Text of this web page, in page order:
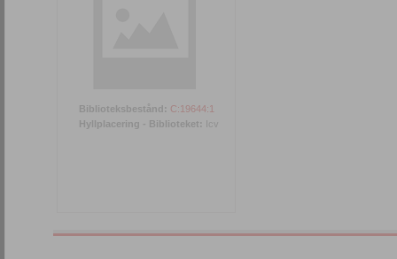
Biblioteksbestånd: C:19644:1
Hyllplacering - Biblioteket: Icv